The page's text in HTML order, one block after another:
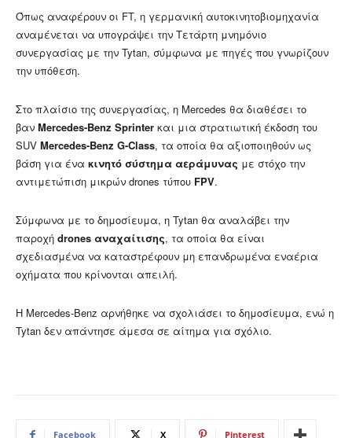
Όπως αναφέρουν οι FT, η γερμανική αυτοκινητοβιομηχανία
αναμένεται να υπογράψει την Τετάρτη μνημόνιο
συνεργασίας με την Tytan, σύμφωνα με πηγές που γνωρίζουν
την υπόθεση.
Στο πλαίσιο της συνεργασίας, η Mercedes θα διαθέσει το
βαν Mercedes-Benz Sprinter και μια στρατιωτική έκδοση του
SUV Mercedes-Benz G-Class, τα οποία θα αξιοποιηθούν ως
βάση για ένα κινητό σύστημα αεράμυνας με στόχο την
αντιμετώπιση μικρών drones τύπου FPV.
Σύμφωνα με το δημοσίευμα, η Tytan θα αναλάβει την
παροχή drones αναχαίτισης, τα οποία θα είναι
σχεδιασμένα να καταστρέφουν μη επανδρωμένα εναέρια
οχήματα που κρίνονται απειλή.
Η Mercedes-Benz αρνήθηκε να σχολιάσει το δημοσίευμα, ενώ η
Tytan δεν απάντησε άμεσα σε αίτημα για σχόλιο.
Facebook X Pinterest